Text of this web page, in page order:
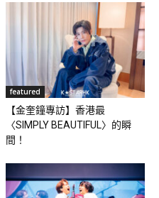
featured
【金奎鐘專訪】香港最
〈SIMPLY BEAUTIFUL〉的瞬
間！